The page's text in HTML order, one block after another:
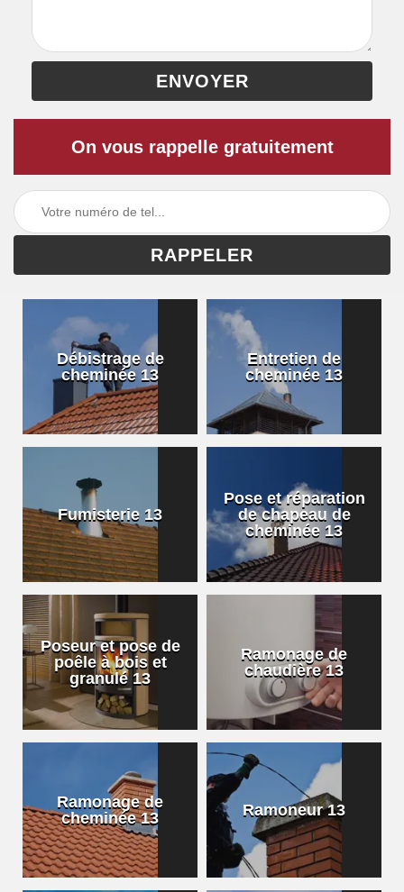
On vous rappelle gratuitement
Débistrage de
cheminée 13
Entretien de
cheminée 13
Fumisterie 13
Pose et réparation
de chapeau de
cheminée 13
Poseur et pose de
poêle à bois et
granulé 13
Ramonage de
chaudière 13
Ramonage de
cheminée 13
Ramoneur 13